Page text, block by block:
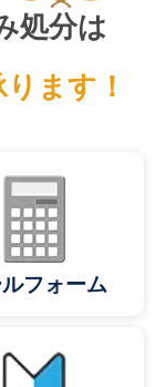
処分は
ます！
フォーム